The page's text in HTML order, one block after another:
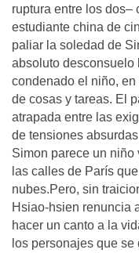
ruptura entre los dos–
estudiante china de
paliar la soledad de
absoluto desconsuelo
condenado el niño,
de cosas y tareas. El
atrapada entre las
de tensiones
Simon parece un
las calles de París
nubes.Pero, sin
Hsiao-hsien renuncia
hacer un canto a la
los personajes que